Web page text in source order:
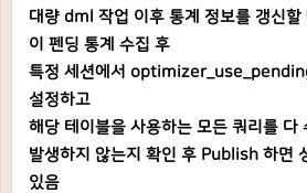
대량 dml 작업 이후 통계 정보를 갱신할
이 펜딩 통계 수집 후
특정 세션에서
설정하고
해당 테이블을 사용하는 모든 쿼리를 다
발생하지 않는지 확인 후 Publish 하면
있음